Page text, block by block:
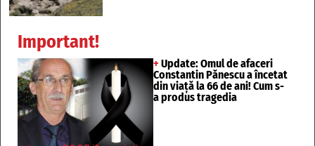
Important!
+ Update: Omul de afaceri
Constantin Pănescu a încetat
din viață la 66 de ani! Cum s-
a produs tragedia